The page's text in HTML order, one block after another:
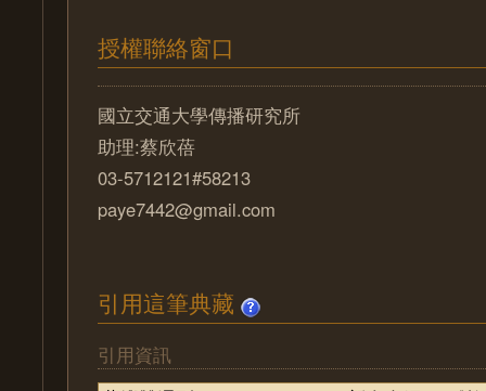
授權聯絡窗口
國立交通大學傳播研究所
助理:蔡欣蓓
03-5712121#58213
paye7442@gmail.com
引用這筆典藏
引用資訊